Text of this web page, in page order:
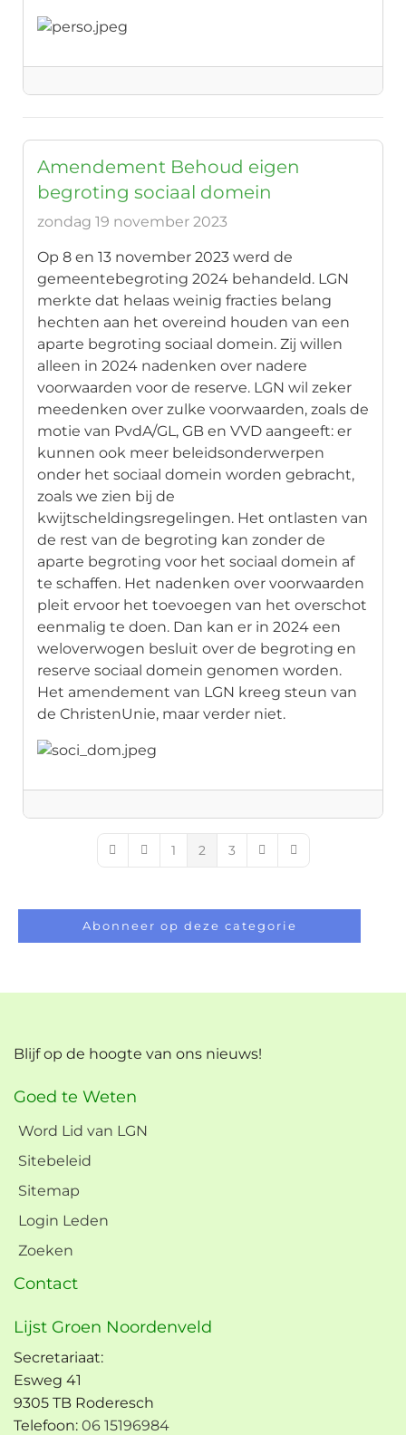
Amendement Behoud eigen
begroting sociaal domein
zondag 19 november 2023
Op 8 en 13 november 2023 werd de
gemeentebegroting 2024 behandeld. LGN
merkte dat helaas weinig fracties belang
hechten aan het overeind houden van een
aparte begroting sociaal domein. Zij willen
alleen in 2024 nadenken over nadere
voorwaarden voor de reserve. LGN wil zeker
meedenken over zulke voorwaarden, zoals de
motie van PvdA/GL, GB en VVD aangeeft: er
kunnen ook meer beleidsonderwerpen
onder het sociaal domein worden gebracht,
zoals we zien bij de
kwijtscheldingsregelingen. Het ontlasten van
de rest van de begroting kan zonder de
aparte begroting voor het sociaal domein af
te schaffen. Het nadenken over voorwaarden
pleit ervoor het toevoegen van het overschot
eenmalig te doen. Dan kan er in 2024 een
weloverwogen besluit over de begroting en
reserve sociaal domein genomen worden.
Het amendement van LGN kreeg steun van
de ChristenUnie, maar verder niet.
First PagePrevious Page
1 2 3 Next PageLast Page
Abonneer op deze categorie
Blijf op de hoogte van ons nieuws!
Goed te Weten
Word Lid van LGN
Sitebeleid
Sitemap
Login Leden
Zoeken
Contact
Lijst Groen Noordenveld
Secretariaat:
Esweg 41
9305 TB Roderesch
Telefoon: 06 15196984